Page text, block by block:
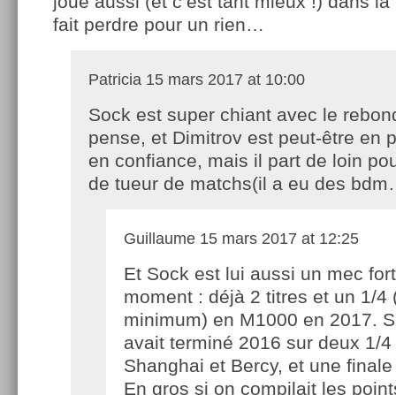
fait perdre pour un rien…
Patricia 15 mars 2017 at 10:00
Sock est super chiant avec le
pense, et Dimitrov est peut-être en
en confiance, mais il part de loin
de tueur de matchs(il a eu des
Guillaume 15 mars 2017 at 12:25
Et Sock est lui aussi un mec
moment : déjà 2 titres et un 1/4
minimum) en M1000 en 2017.
avait terminé 2016 sur deux 1/
Shanghai et Bercy, et une
En gros si on compilait les